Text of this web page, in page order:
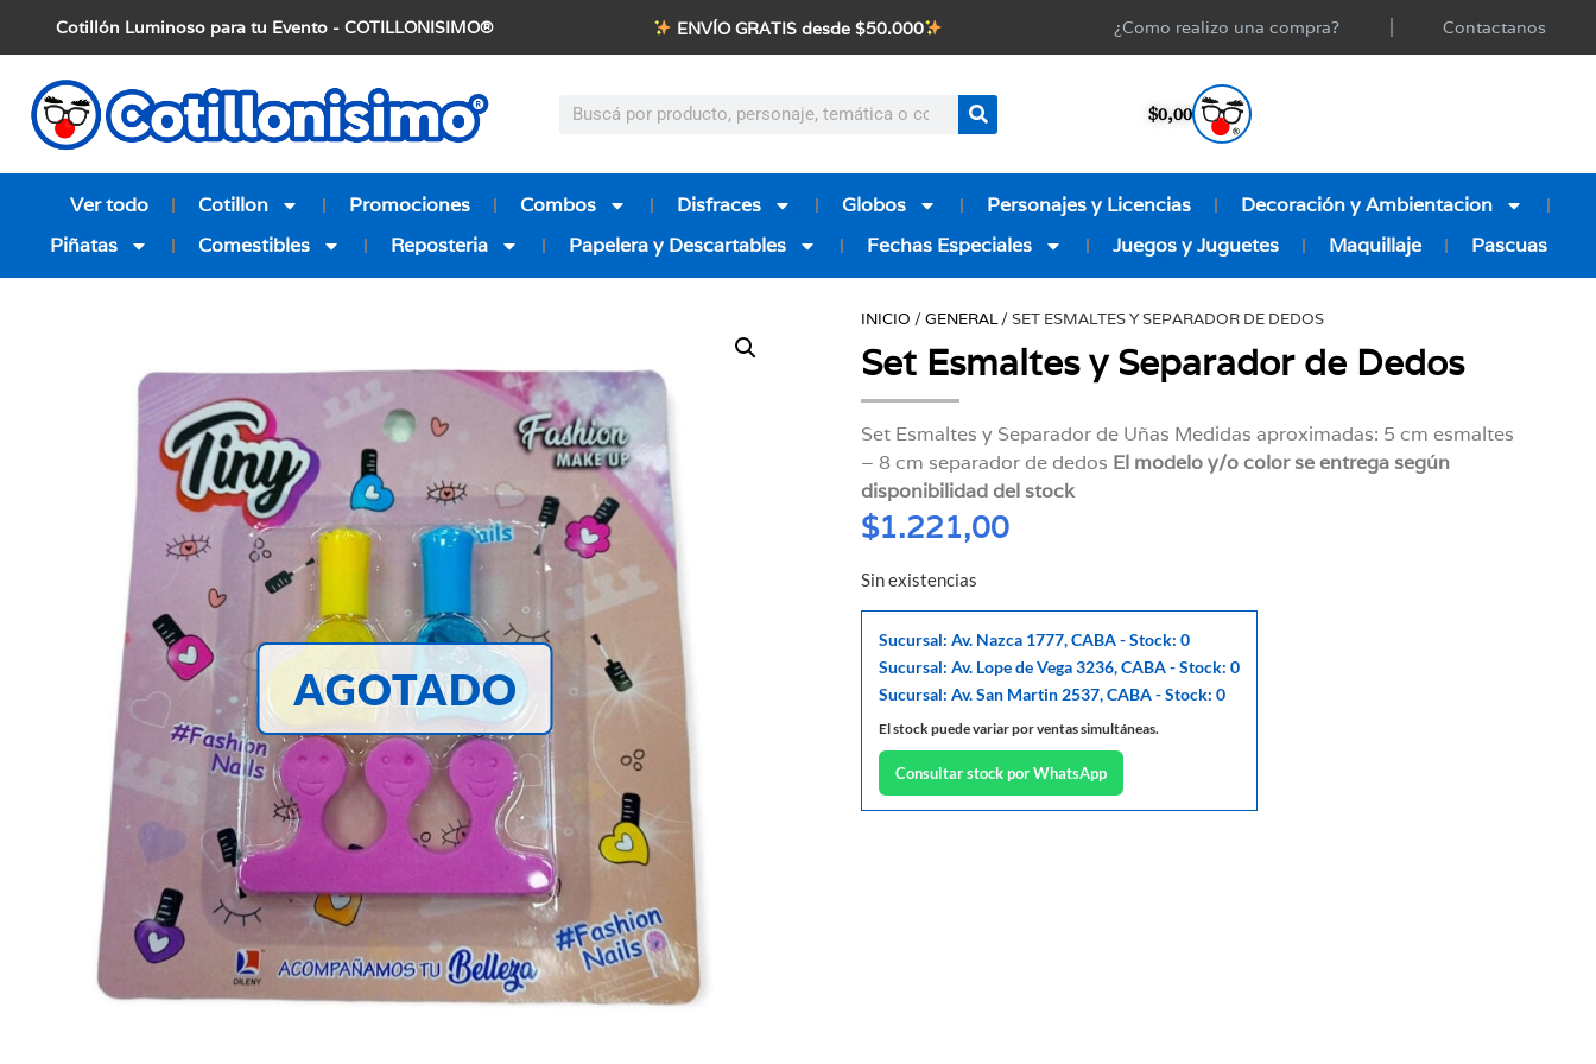
Cotillón Luminoso para tu Evento - COTILLONISIMO® ENVÍO GRATIS desde $50.000 ¿Como realizo una compra? Contactanos
$0,00
Ver todo Cotillon Promociones Combos Disfraces Globos Personajes y Licencias
Decoración y Ambientacion
Piñatas
Comestibles Reposteria Papelera y Descartables Fechas Especiales Juegos y Juguetes Maquillaje Pascuas
AGOTADO
INICIO /GENERAL/ SET ESMALTES Y SEPARADOR DE DEDOS
Set Esmaltes y Separador de Dedos
Set Esmaltes y Separador de Uñas Medidas aproximadas: 5 cm esmaltes
– 8 cm separador de dedos El modelo y/o color se entrega según
disponibilidad del stock
$1.221,00
Sin existencias
Sucursal: Av. Nazca 1777, CABA - Stock: 0
Sucursal: Av. Lope de Vega 3236, CABA - Stock: 0
Sucursal: Av. San Martin 2537, CABA - Stock: 0
El stock puede variar por ventas simultáneas.
Consultar stock por WhatsApp